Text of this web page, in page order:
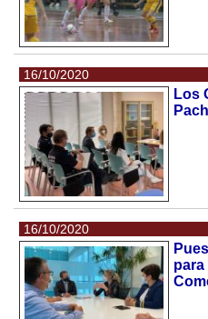
16/10/2020
Los
16/10/2020
para